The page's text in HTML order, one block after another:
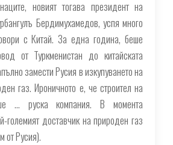
новият тогава президент на
Бердимухамедов, успя много
с Китай. За една година, беше
от Туркменистан до китайската
замести Русия в изкупуването на
газ. Ироничното е, че строител на
… руска компания. В момента
големият доставчик на природен газ
от Русия).